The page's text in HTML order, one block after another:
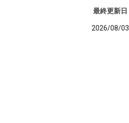
最終更新日
2026/08/03